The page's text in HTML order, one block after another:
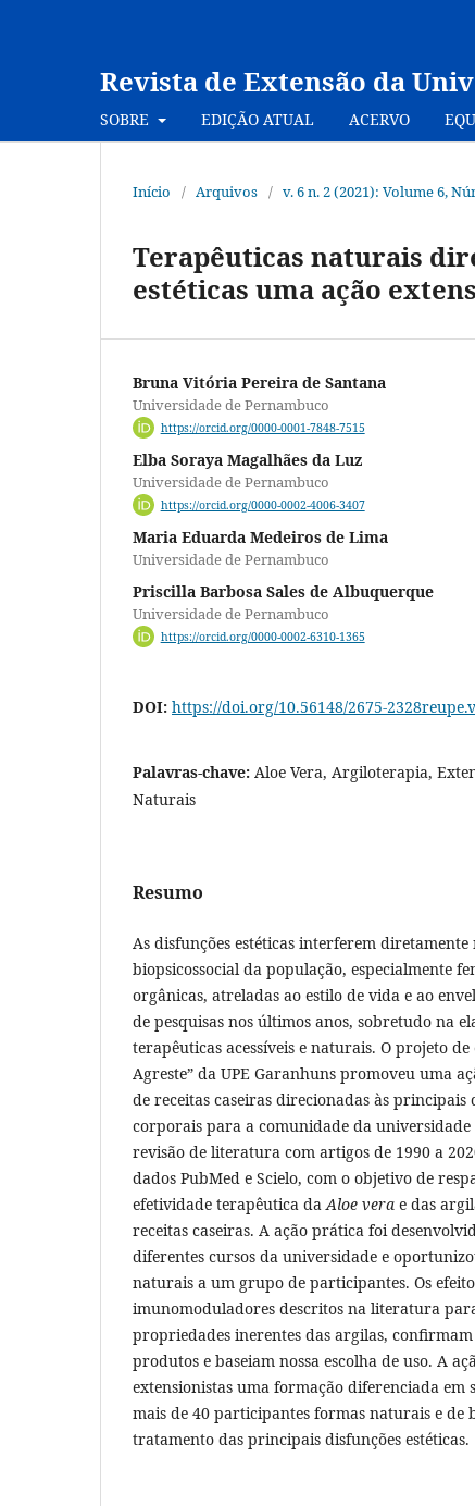
Revista de Extensão da
SOBRE EDIÇÃO ATUAL ACERVO
Início / Arquivos / v. 6 n. 2 (2021): Volume 6,
Terapêuticas naturais
estéticas uma ação
Bruna Vitória Pereira de Santana
Universidade de Pernambuco
https://orcid.org/0000-0001-7848-7515
Elba Soraya Magalhães da Luz
Universidade de Pernambuco
https://orcid.org/0000-0002-4006-3407
Maria Eduarda Medeiros de Lima
Universidade de Pernambuco
Priscilla Barbosa Sales de Albuquerque
Universidade de Pernambuco
https://orcid.org/0000-0002-6310-1365
DOI: https://doi.org/10.56148/2675-
Palavras-chave: Aloe Vera, Argiloterapia,
Naturais
Resumo
As disfunções estéticas interferem diretamente
biopsicossocial da população, especialmente
orgânicas, atreladas ao estilo de vida e ao
de pesquisas nos últimos anos, sobretudo na
terapêuticas acessíveis e naturais. O projeto de
Agreste” da UPE Garanhuns promoveu uma
de receitas caseiras direcionadas às principais
corporais para a comunidade da universidade
revisão de literatura com artigos de 1990 a
dados PubMed e Scielo, com o objetivo de
efetividade terapêutica daAloe vera e das
receitas caseiras. A ação prática foi
diferentes cursos da universidade e
naturais a um grupo de participantes. Os
imunomoduladores descritos na literatura
propriedades inerentes das argilas, confirmam
produtos e baseiam nossa escolha de uso. A
extensionistas uma formação diferenciada em
mais de 40 participantes formas naturais e de
tratamento das principais disfunções estéticas.